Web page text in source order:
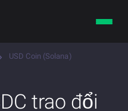
USD Coin (Solana)
trao đổi